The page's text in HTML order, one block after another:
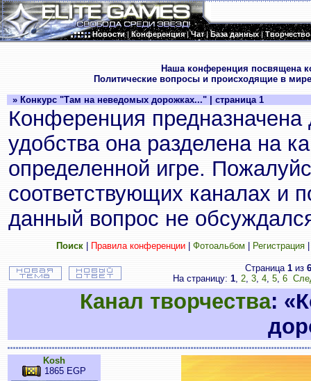
Новости|Конференция|Чат|База данных|Творчество
Наша конференция посвящена
Политические вопросы и происходящие в
» Конкурс "Там на неведомых дорожках..." | страница 1
Конференция
удобства она разделена на
определенной игре.
соответствующих каналах и
данный вопрос не
Поиск| Правила конференции| Фотоальбом Регистрация
Страница 1 из 6
На страницу: 1, 2, 3, 4, 5, 6
Канал творчества:
Kosh
1865 EGP